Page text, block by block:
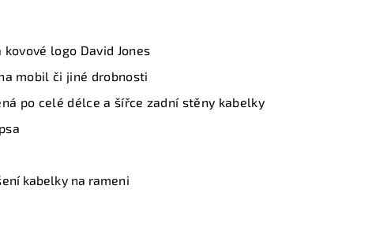
logo David Jones
mobil či jiné drobnosti
po celé délce a šířce zadní stěny kabelky
kabelky na rameni